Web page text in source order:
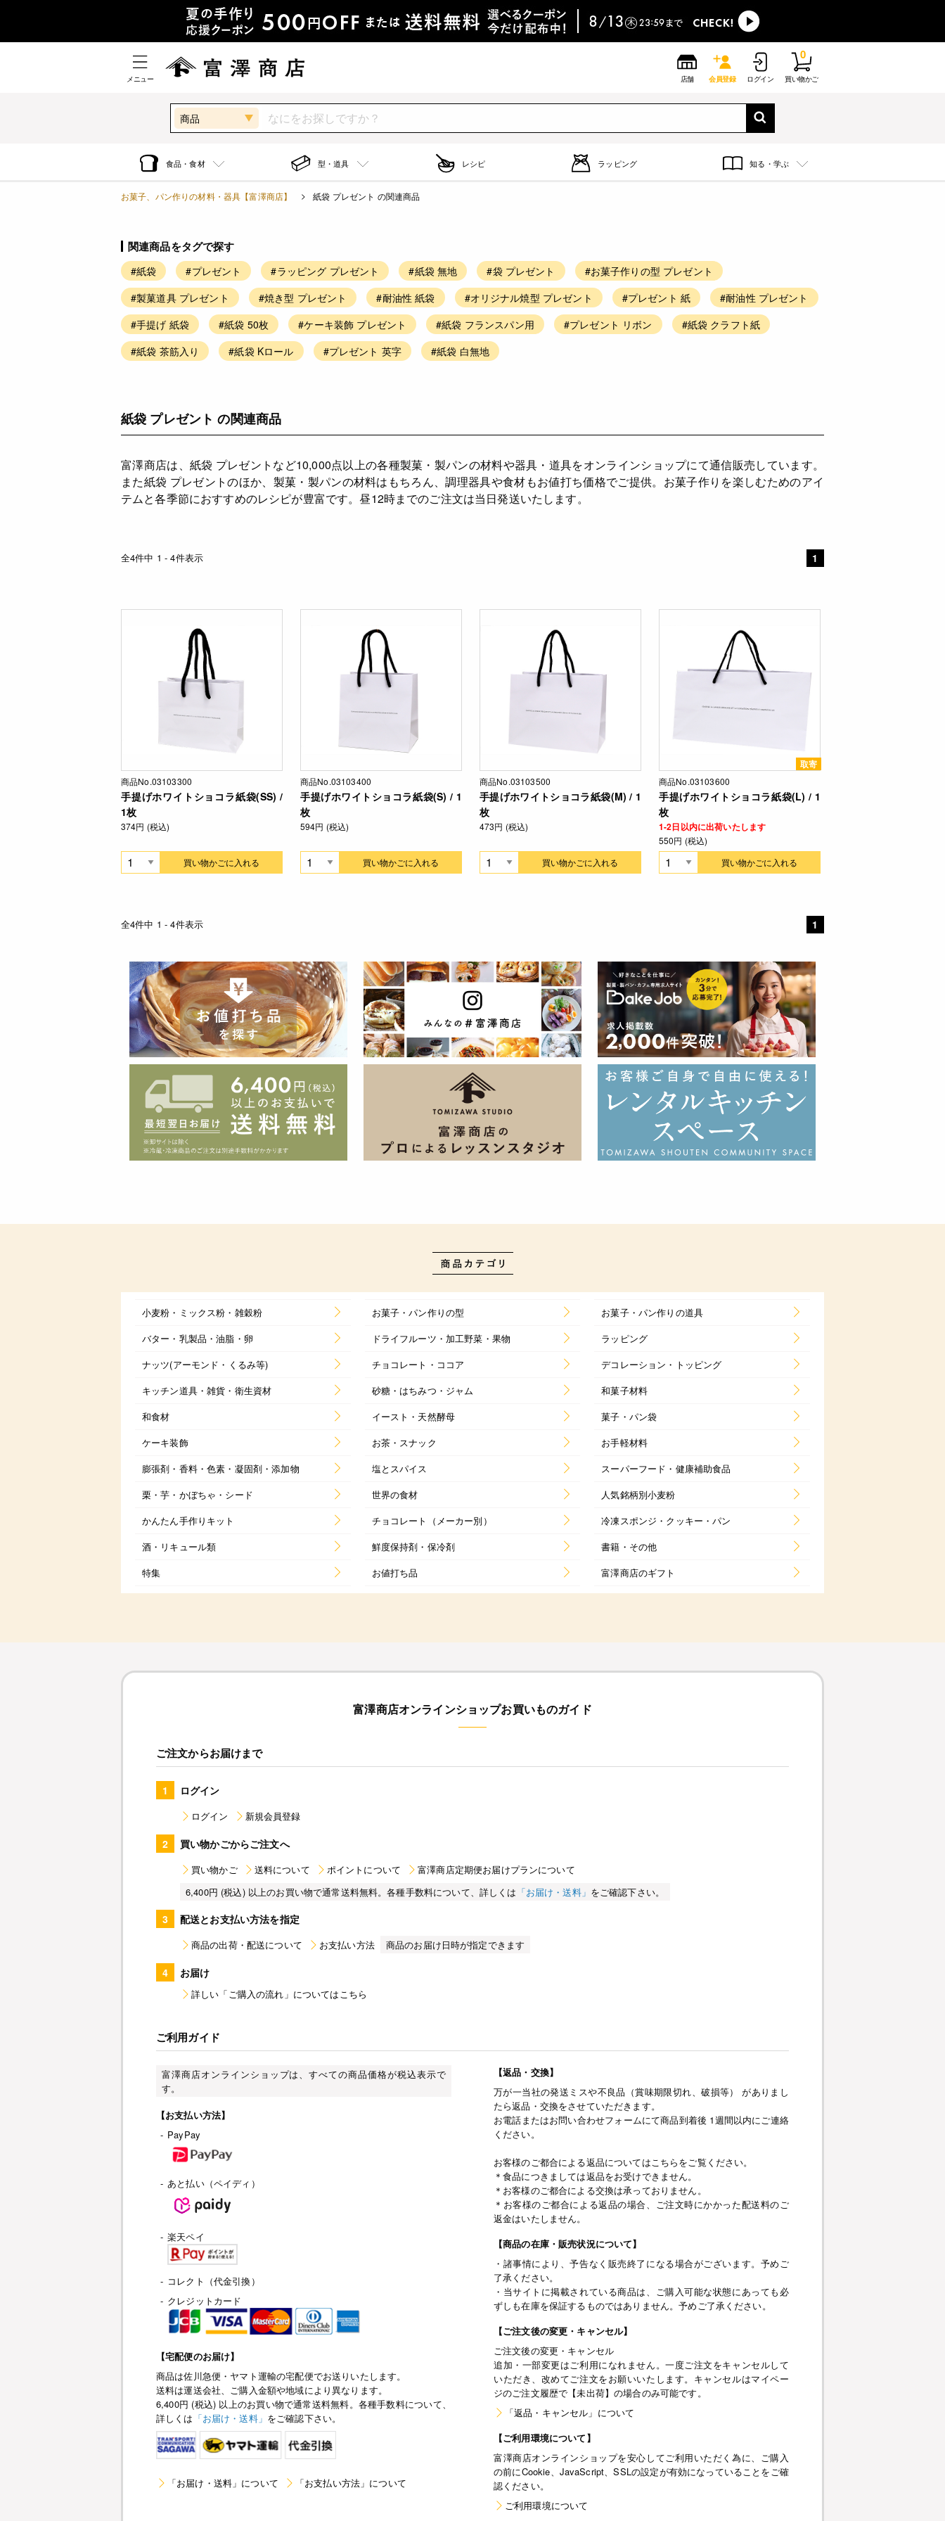
メニュー 店舗 会員登録 ログイン 買い物かご
0
商品
食品・食材 型・道具 レシピ ラッピング 知る・学ぶ
お菓子、パン作りの材料・器具【富澤商店】 紙袋 プレゼント の関連商品
関連商品をタグで探す
#紙袋 #プレゼント #ラッピング プレゼント #紙袋 無地 #袋 プレゼント
#お菓子作りの型 プレゼント
#製菓道具 プレゼント
#焼き型 プレゼント #耐油性 紙袋 #オリジナル焼型 プレゼント #プレゼント 紙
#耐油性 プレゼント
#手提げ 紙袋
#紙袋 50枚 #ケーキ装飾 プレゼント #紙袋 フランスパン用 #プレゼント リボン
#紙袋 クラフト紙
#紙袋 茶筋入り
#紙袋 Kロール #プレゼント 英字 #紙袋 白無地
紙袋 プレゼント の関連商品
富澤商店は、紙袋 プレゼントなど10,000点以上の各種製菓・製パンの材料や器具・道具をオンラインショップにて通信販売しています。
また紙袋 プレゼントのほか、製菓・製パンの材料はもちろん、調理器具や食材もお値打ち価格でご提供。お菓子作りを楽しむためのアイ
テムと各季節におすすめのレシピが豊富です。昼12時までのご注文は当日発送いたします。
全4件中 1 - 4件表示 1
商品No.03103300
手提げホワイトショコラ紙袋(SS) /
1枚
374円 (税込)
買い物かごに入れる
商品No.03103400
手提げホワイトショコラ紙袋(S) / 1
枚
594円 (税込)
買い物かごに入れる
商品No.03103500
手提げホワイトショコラ紙袋(M) / 1
枚
473円 (税込)
買い物かごに入れる
取寄
商品No.03103600
手提げホワイトショコラ紙袋(L) / 1
枚
1-2日以内に出荷いたします
550円 (税込)
買い物かごに入れる
全4件中 1 - 4件表示 1
小麦粉・ミックス粉・雑穀粉 お菓子・パン作りの型
お菓子・パン作りの道具
バター・乳製品・油脂・卵
ドライフルーツ・加工野菜・果物
ラッピング
ナッツ(アーモンド・くるみ等)
チョコレート・ココア
デコレーション・トッピング
キッチン道具・雑貨・衛生資材
砂糖・はちみつ・ジャム
和菓子材料
和食材
イースト・天然酵母
菓子・パン袋
ケーキ装飾
お茶・スナック
お手軽材料
膨張剤・香料・色素・凝固剤・添加物
塩とスパイス
スーパーフード・健康補助食品
栗・芋・かぼちゃ・シード
世界の食材
人気銘柄別小麦粉
かんたん手作りキット
チョコレート（メーカー別）
冷凍スポンジ・クッキー・パン
酒・リキュール類
鮮度保持剤・保冷剤
書籍・その他
特集
お値打ち品 富澤商店のギフト
富澤商店オンラインショップお買いものガイド
ご注文からお届けまで
1 ログイン
ログイン 新規会員登録
2 買い物かごからご注文へ
買い物かご 送料について ポイントについて
富澤商店定期便お届けプランについて
6,400円 (税込) 以上のお買い物で通常送料無料。各種手数料について、詳しくは 「お届け・送料」 をご確認下さい。
3 配送とお支払い方法を指定
商品の出荷・配送について お支払い方法 商品のお届け日時が指定できます
4 お届け
詳しい「ご購入の流れ」についてはこちら
ご利用ガイド
富澤商店オンラインショップは、すべての商品価格が税込表示で
す。
【お支払い方法】
- PayPay
- あと払い（ペイディ）
- 楽天ペイ
- コレクト（代金引換）
- クレジットカード
【宅配便のお届け】
商品は佐川急便・ヤマト運輸の宅配便でお送りいたします。
送料は運送会社、ご購入金額や地域により異なります。
6,400円 (税込) 以上のお買い物で通常送料無料。各種手数料について、
詳しくは 「お届け・送料」 をご確認下さい。
「お届け・送料」について 「お支払い方法」について
【返品・交換】
万が一当社の発送ミスや不良品（賞味期限切れ、破損等） がありまし
たら返品・交換をさせていただきます。
お電話またはお問い合わせフォームにて商品到着後 1週間以内にご連絡
ください。
お客様のご都合による返品についてはこちらをご覧ください。
＊食品につきましては返品をお受けできません。
＊お客様のご都合による交換は承っておりません。
＊お客様のご都合による返品の場合、ご注文時にかかった配送料のご
返金はいたしません。
【商品の在庫・販売状況について】
・諸事情により、予告なく販売終了になる場合がございます。予めご
了承ください。
・当サイトに掲載されている商品は、ご購入可能な状態にあっても必
ずしも在庫を保証するものではありません。予めご了承ください。
【ご注文後の変更・キャンセル】
ご注文後の変更・キャンセル
追加・一部変更はご利用になれません。一度ご注文をキャンセルして
いただき、改めてご注文をお願いいたします。キャンセルはマイペー
ジのご注文履歴で【未出荷】の場合のみ可能です。
「返品・キャンセル」について
【ご利用環境について】
富澤商店オンラインショップを安心してご利用いただく為に、ご購入
の前にCookie、JavaScript、SSLの設定が有効になっていることをご確
認ください。
ご利用環境について